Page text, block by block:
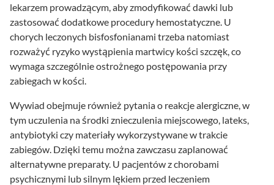
lekarzem prowadzącym, aby zmodyfikować dawki lub
zastosować dodatkowe procedury hemostatyczne. U
chorych leczonych bisfosfonianami trzeba natomiast
rozważyć ryzyko wystąpienia martwicy kości szczęk, co
wymaga szczególnie ostrożnego postępowania przy
zabiegach w kości.
Wywiad obejmuje również pytania o reakcje alergiczne, w
tym uczulenia na środki znieczulenia miejscowego, lateks,
antybiotyki czy materiały wykorzystywane w trakcie
zabiegów. Dzięki temu można zawczasu zaplanować
alternatywne preparaty. U pacjentów z chorobami
psychicznymi lub silnym lękiem przed leczeniem